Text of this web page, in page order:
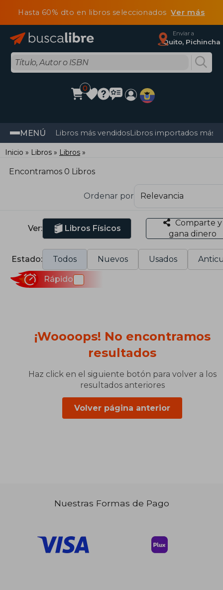
Hasta 60% dto en libros seleccionadosVer más
Enviar a
Quito, Pichincha
0
MENÚ Libros más vendidosLibros importados más
Inicio Libros Libros
Encontramos 0 Libros
Ordenar por
Ver: Libros Físicos
Comparte y
gana dinero
Estado: Todos Nuevos Usados
Rápido
¡Woooops! No encontramos
resultados
Haz click en el siguiente botón para volver a los
resultados anteriores
Volver página anterior
Nuestras Formas de Pago